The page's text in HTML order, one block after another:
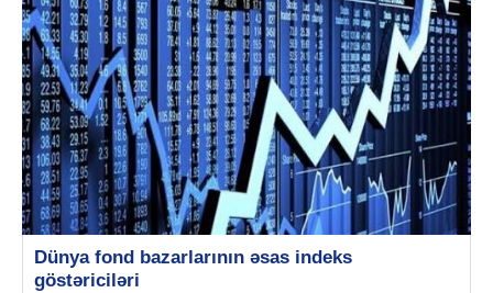
Dünya fond bazarlarının əsas indeks
göstəriciləri